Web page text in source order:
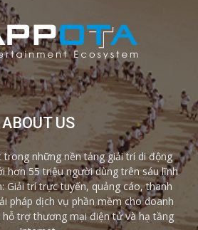
ABOUT US
những nền tảng giải trí di động
hơn 55 triệu người dùng trên sáu lĩnh
Giải trí trực tuyến, quảng cáo, thanh
pháp dịch vụ phần mềm cho doanh
hỗ trợ thương mại điện tử và hạ tầng